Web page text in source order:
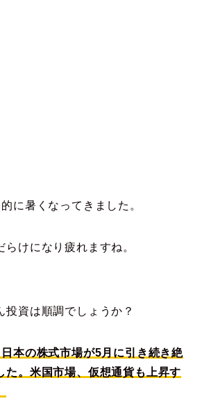
に暑くなってきました。
けになり疲れますね。
投資は順調でしょうか？
本の株式市場が5月に引き続き絶
た。米国市場、仮想通貨も上昇す